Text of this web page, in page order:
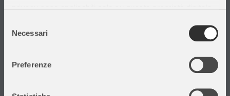
modificare o revocare il proprio consenso in qualsiasi
momento dalla Dichiarazione sui cookie o facendo clic
delNecessari
Preferenze